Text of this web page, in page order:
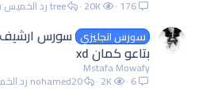
176
20K الخميس في tree
سورس انجليزي سورس ارشيف
بتاعو كمان xd
Mstafa Mowafy
6
2K
nohamed20